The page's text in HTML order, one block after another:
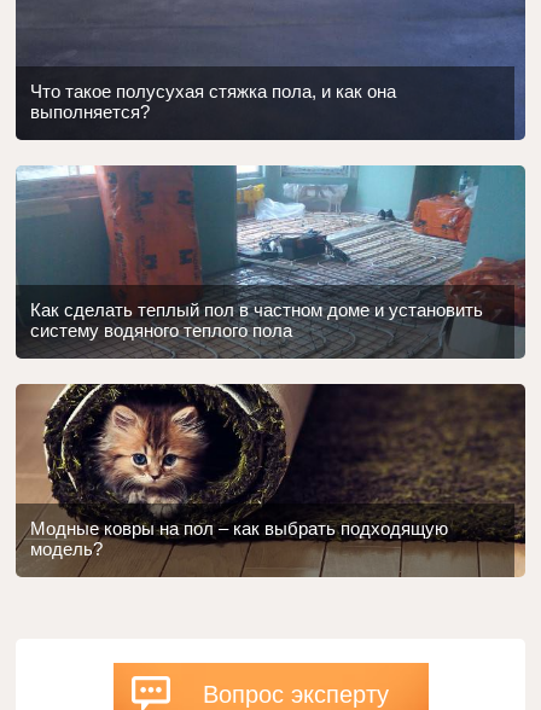
Что такое полусухая стяжка пола, и как она
выполняется?
Как сделать теплый пол в частном доме и установить
систему водяного теплого пола
Модные ковры на пол – как выбрать подходящую
модель?
Вопрос эксперту